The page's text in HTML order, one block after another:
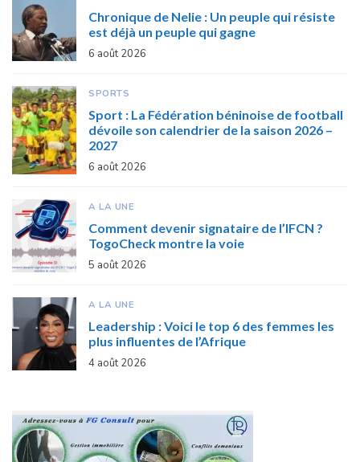
Chronique de Nelie : Un peuple qui résiste
est déjà un peuple qui gagne
6 août 2026
SPORTS
Sport : La Fédération béninoise de football
dévoile son calendrier de la saison 2026 –
2027
6 août 2026
A LA UNE
Comment devenir signataire de l’IFCN ?
TogoCheck montre la voie
5 août 2026
A LA UNE
Leadership : Voici le top 6 des femmes les
plus influentes de l’Afrique
4 août 2026